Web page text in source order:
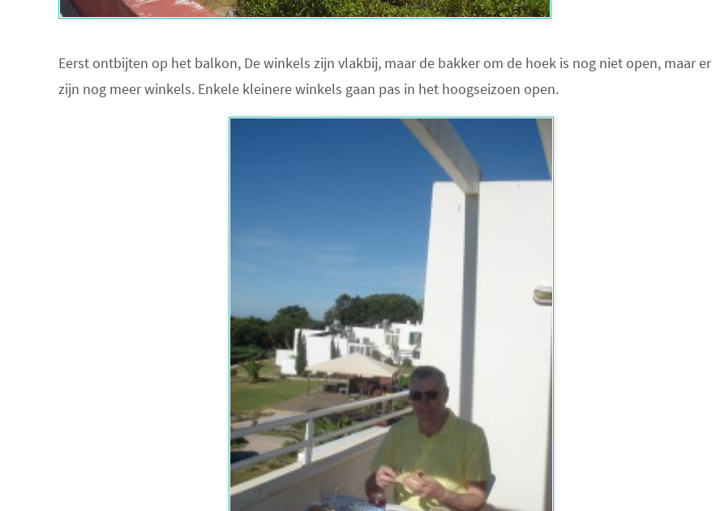
Eerst ontbijten op het balkon, De winkels zijn vlakbij, maar de bakker om de hoek is nog niet open, maar er
zijn nog meer winkels. Enkele kleinere winkels gaan pas in het hoogseizoen open.